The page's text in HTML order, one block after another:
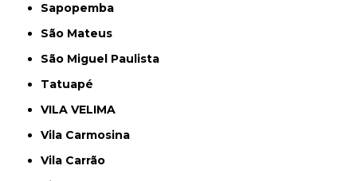
Sapopemba
São Mateus
São Miguel Paulista
Tatuapé
VILA VELIMA
Vila Carmosina
Vila Carrão